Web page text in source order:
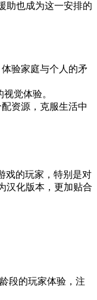
助也成为这一安排的
验家庭与个人的矛
觉体验。
资源，克服生活中
戏的玩家，特别是对
汉化版本，更加贴合
段的玩家体验，注